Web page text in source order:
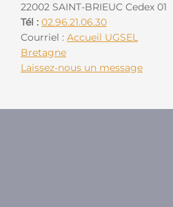
22002 SAINT-BRIEUC Cedex 01
Tél : 02.96.21.06.30
Courriel : Accueil UGSEL
Bretagne
Laissez-nous un message